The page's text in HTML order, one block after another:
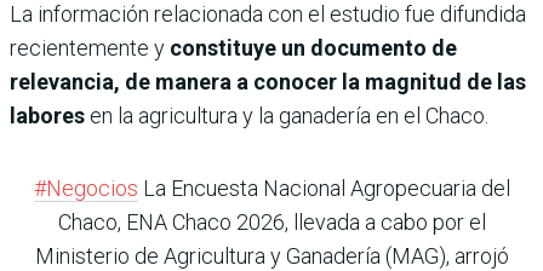
La información relacionada con el estudio fue difundida
recientemente y constituye un documento de
relevancia, de manera a conocer la magnitud de las
labores en la agricultura y la ganadería en el Chaco.
#Negocios La Encuesta Nacional Agropecuaria del
Chaco, ENA Chaco 2026, llevada a cabo por el
Ministerio de Agricultura y Ganadería (MAG), arrojó